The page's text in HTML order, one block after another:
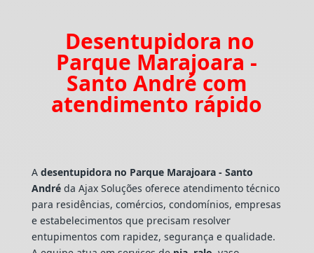
Desentupidora no
Parque Marajoara -
Santo André com
atendimento rápido
A desentupidora no Parque Marajoara - Santo
Andréda Ajax Soluções oferece atendimento técnico
para residências, comércios, condomínios, empresas
e estabelecimentos que precisam resolver
entupimentos com rapidez, segurança e qualidade.